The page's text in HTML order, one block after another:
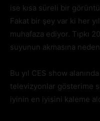
ise kısa süreli bir
Fakat bir şey var ki her
muhafaza ediyor. Tıpkı
suyunun akmasına
Bu yıl CES show
televizyonlar gösterime
iyinin en iyisini kaleme